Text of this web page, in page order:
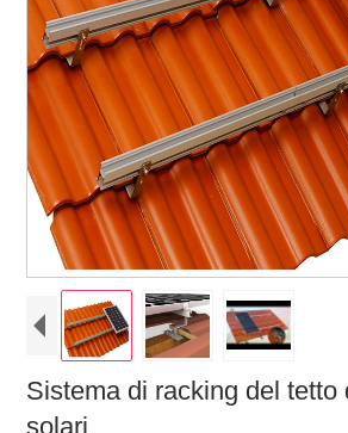
Sistema di racking del tetto
solari